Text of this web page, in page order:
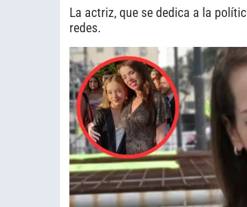
La actriz, que se dedica a la
redes.